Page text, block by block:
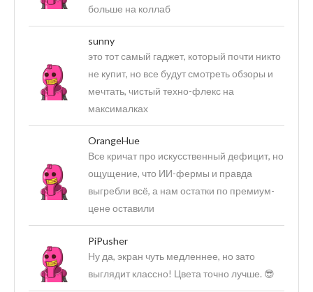
больше на коллаб
sunny
это тот самый гаджет, который почти никто
не купит, но все будут смотреть обзоры и
мечтать, чистый техно-флекс на
максималках
OrangeHue
Все кричат про искусственный дефицит, но
ощущение, что ИИ-фермы и правда
выгребли всё, а нам остатки по премиум-
цене оставили
PiPusher
Ну да, экран чуть медленнее, но зато
выглядит классно! Цвета точно лучше. 😎